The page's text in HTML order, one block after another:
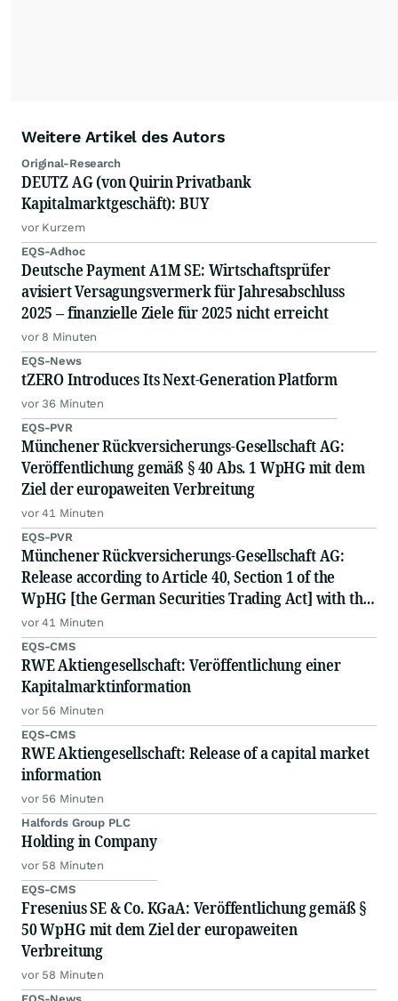
Weitere Artikel des Autors
Original-Research
DEUTZ AG (von Quirin Privatbank
Kapitalmarktgeschäft): BUY
vor Kurzem
EQS-Adhoc
Deutsche Payment A1M SE: Wirtschaftsprüfer
avisiert Versagungsvermerk für Jahresabschluss
2025 – finanzielle Ziele für 2025 nicht erreicht
vor 8 Minuten
EQS-News
tZERO Introduces Its Next-Generation Platform
vor 36 Minuten
EQS-PVR
Münchener Rückversicherungs-Gesellschaft AG:
Veröffentlichung gemäß § 40 Abs. 1 WpHG mit dem
Ziel der europaweiten Verbreitung
vor 41 Minuten
EQS-PVR
Münchener Rückversicherungs-Gesellschaft AG:
Release according to Article 40, Section 1 of the
WpHG [the German Securities Trading Act] with the
objective of Europe-wide distribution
vor 41 Minuten
EQS-CMS
RWE Aktiengesellschaft: Veröffentlichung einer
Kapitalmarktinformation
vor 56 Minuten
EQS-CMS
RWE Aktiengesellschaft: Release of a capital market
information
vor 56 Minuten
Halfords Group PLC
Holding in Company
vor 58 Minuten
EQS-CMS
Fresenius SE & Co. KGaA: Veröffentlichung gemäß §
50 WpHG mit dem Ziel der europaweiten
Verbreitung
vor 58 Minuten